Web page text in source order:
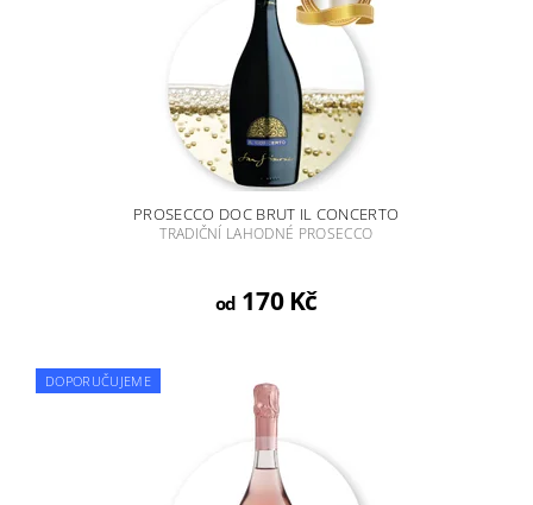
PROSECCO DOC BRUT IL CONCERTO
TRADIČNÍ LAHODNÉ PROSECCO
od 170 Kč
DOPORUČUJEME